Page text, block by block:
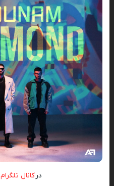
در کانال تلگرام